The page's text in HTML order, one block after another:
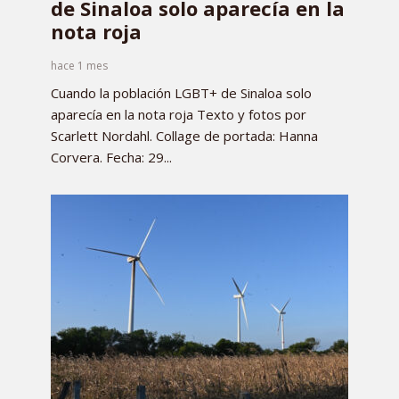
de Sinaloa solo aparecía en la
nota roja
hace 1 mes
Cuando la población LGBT+ de Sinaloa solo
aparecía en la nota roja Texto y fotos por
Scarlett Nordahl. Collage de portada: Hanna
Corvera. Fecha: 29...